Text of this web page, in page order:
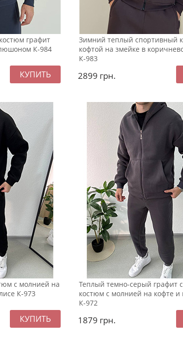
графит
К-984
Зимний теплый спортивный
кофтой на змейке в
К-983
2899 грн.
с молнией на
К-973
Теплый темно-серый графит
костюм с молнией на кофте
К-972
1879 грн.